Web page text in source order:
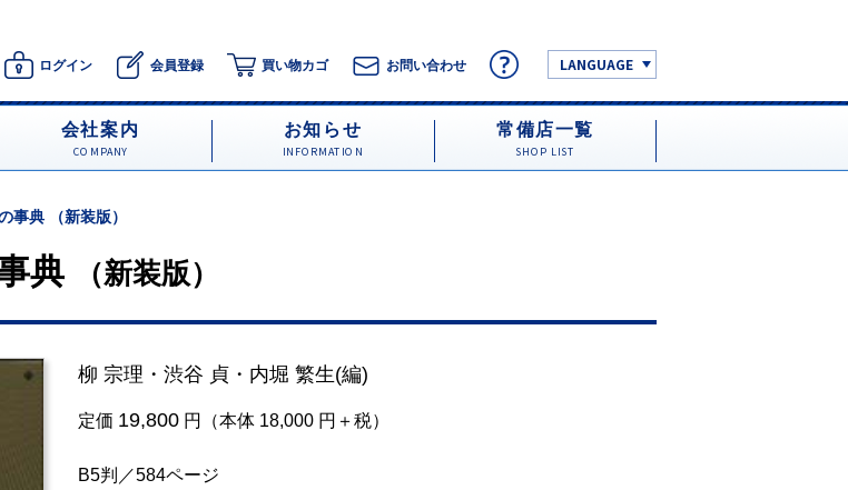
ログイン 会員登録 買い物カゴ お問い合わせ LANGUAGE
会社案内
COMPANY
お知らせ
INFORMATION
常備店一覧
SHOP LIST
事典 （新装版）
典 （新装版）
柳 宗理 ・ 渋谷 貞 ・ 内堀 繁生(編)
定価 19,800 円（本体 18,000 円＋税）
B5判／584ページ